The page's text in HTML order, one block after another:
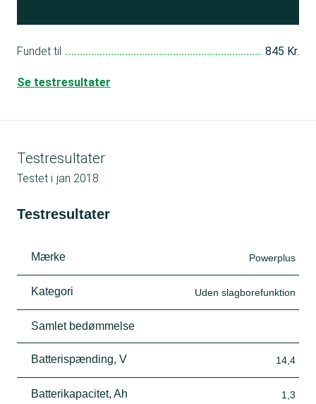
Fundet til 845 Kr.
Se testresultater
Testresultater
Testet i jan 2018
Testresultater
Mærke Powerplus
Kategori Uden slagborefunktion
Samlet bedømmelse
Batterispænding, V 14,4
Batterikapacitet, Ah 1,3